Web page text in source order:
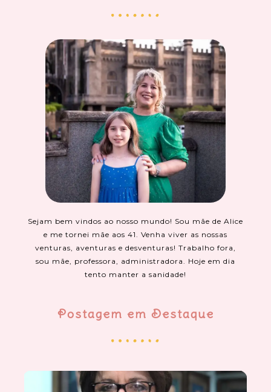
Sejam bem vindos ao nosso mundo! Sou mãe de Alice
e me tornei mãe aos 41. Venha viver as nossas
venturas, aventuras e desventuras! Trabalho fora,
sou mãe, professora, administradora. Hoje em dia
tento manter a sanidade!
Postagem em Destaque